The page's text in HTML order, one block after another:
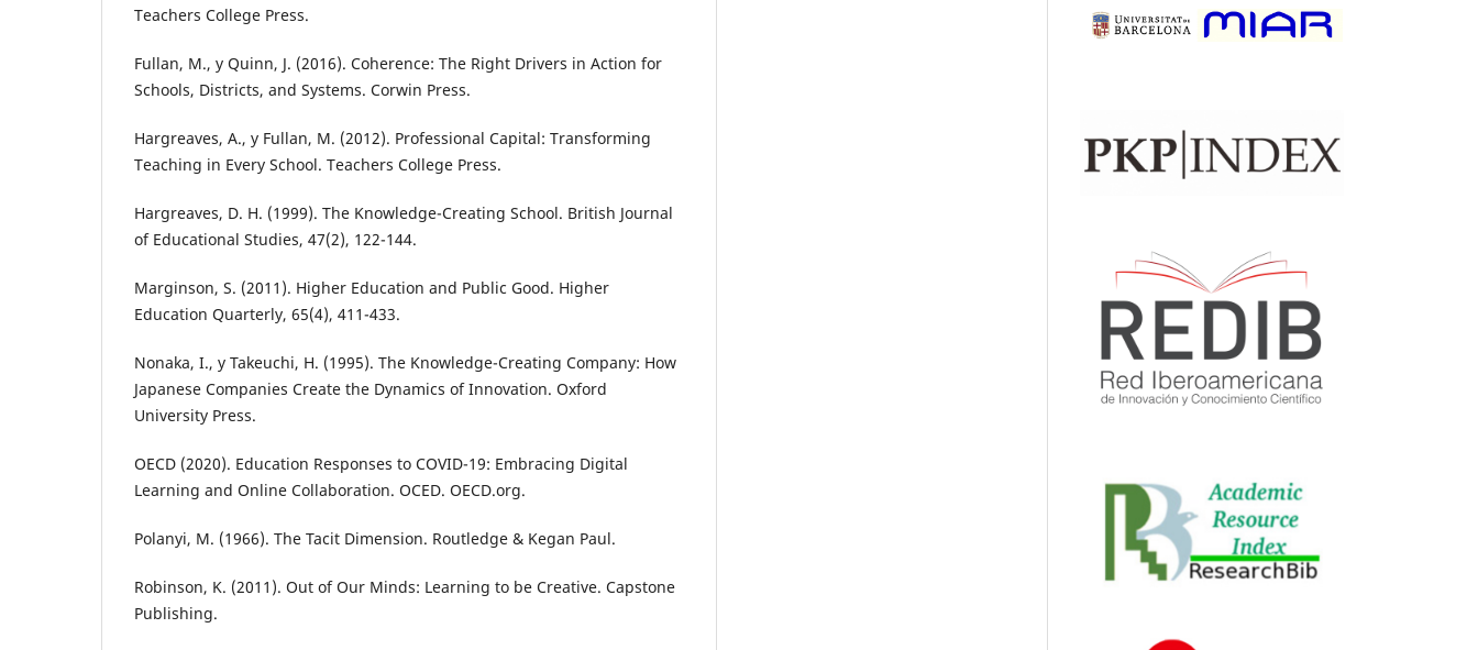
Teachers College Press.
Fullan, M., y Quinn, J. (2016). Coherence: The Right Drivers in Action for
Schools, Districts, and Systems. Corwin Press.
Hargreaves, A., y Fullan, M. (2012). Professional Capital: Transforming
Teaching in Every School. Teachers College Press.
Hargreaves, D. H. (1999). The Knowledge-Creating School. British Journal
of Educational Studies, 47(2), 122-144.
Marginson, S. (2011). Higher Education and Public Good. Higher
Education Quarterly, 65(4), 411-433.
Nonaka, I., y Takeuchi, H. (1995). The Knowledge-Creating Company: How
Japanese Companies Create the Dynamics of Innovation. Oxford
University Press.
OECD (2020). Education Responses to COVID-19: Embracing Digital
Learning and Online Collaboration. OCED. OECD.org.
Polanyi, M. (1966). The Tacit Dimension. Routledge & Kegan Paul.
Robinson, K. (2011). Out of Our Minds: Learning to be Creative. Capstone
Publishing.